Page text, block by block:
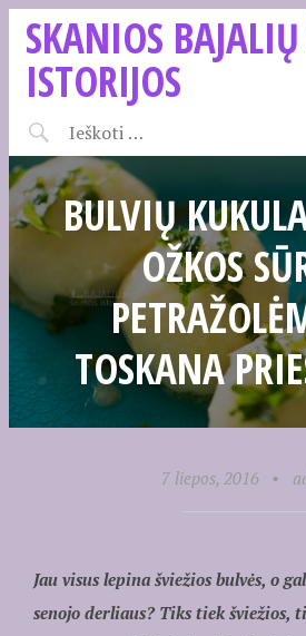
SKANIOS
ISTORIJOS
BULVIŲ
OŽKOS
TOSKANA
7 liepos, 2016 •
Jau visus lepina šviežios bulvės, o
senojo derliaus? Tiks tiek šviežios,